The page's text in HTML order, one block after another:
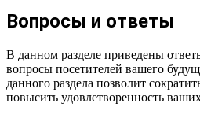
Вопросы и ответы
В данном разделе приведены
вопросы посетителей вашего
данного раздела позволит
повысить удовлетворенность